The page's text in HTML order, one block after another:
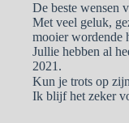
De beste wensen
Met veel geluk,
mooier wordende
Jullie hebben al
2021.
Kun je trots op
Ik blijf het zeker